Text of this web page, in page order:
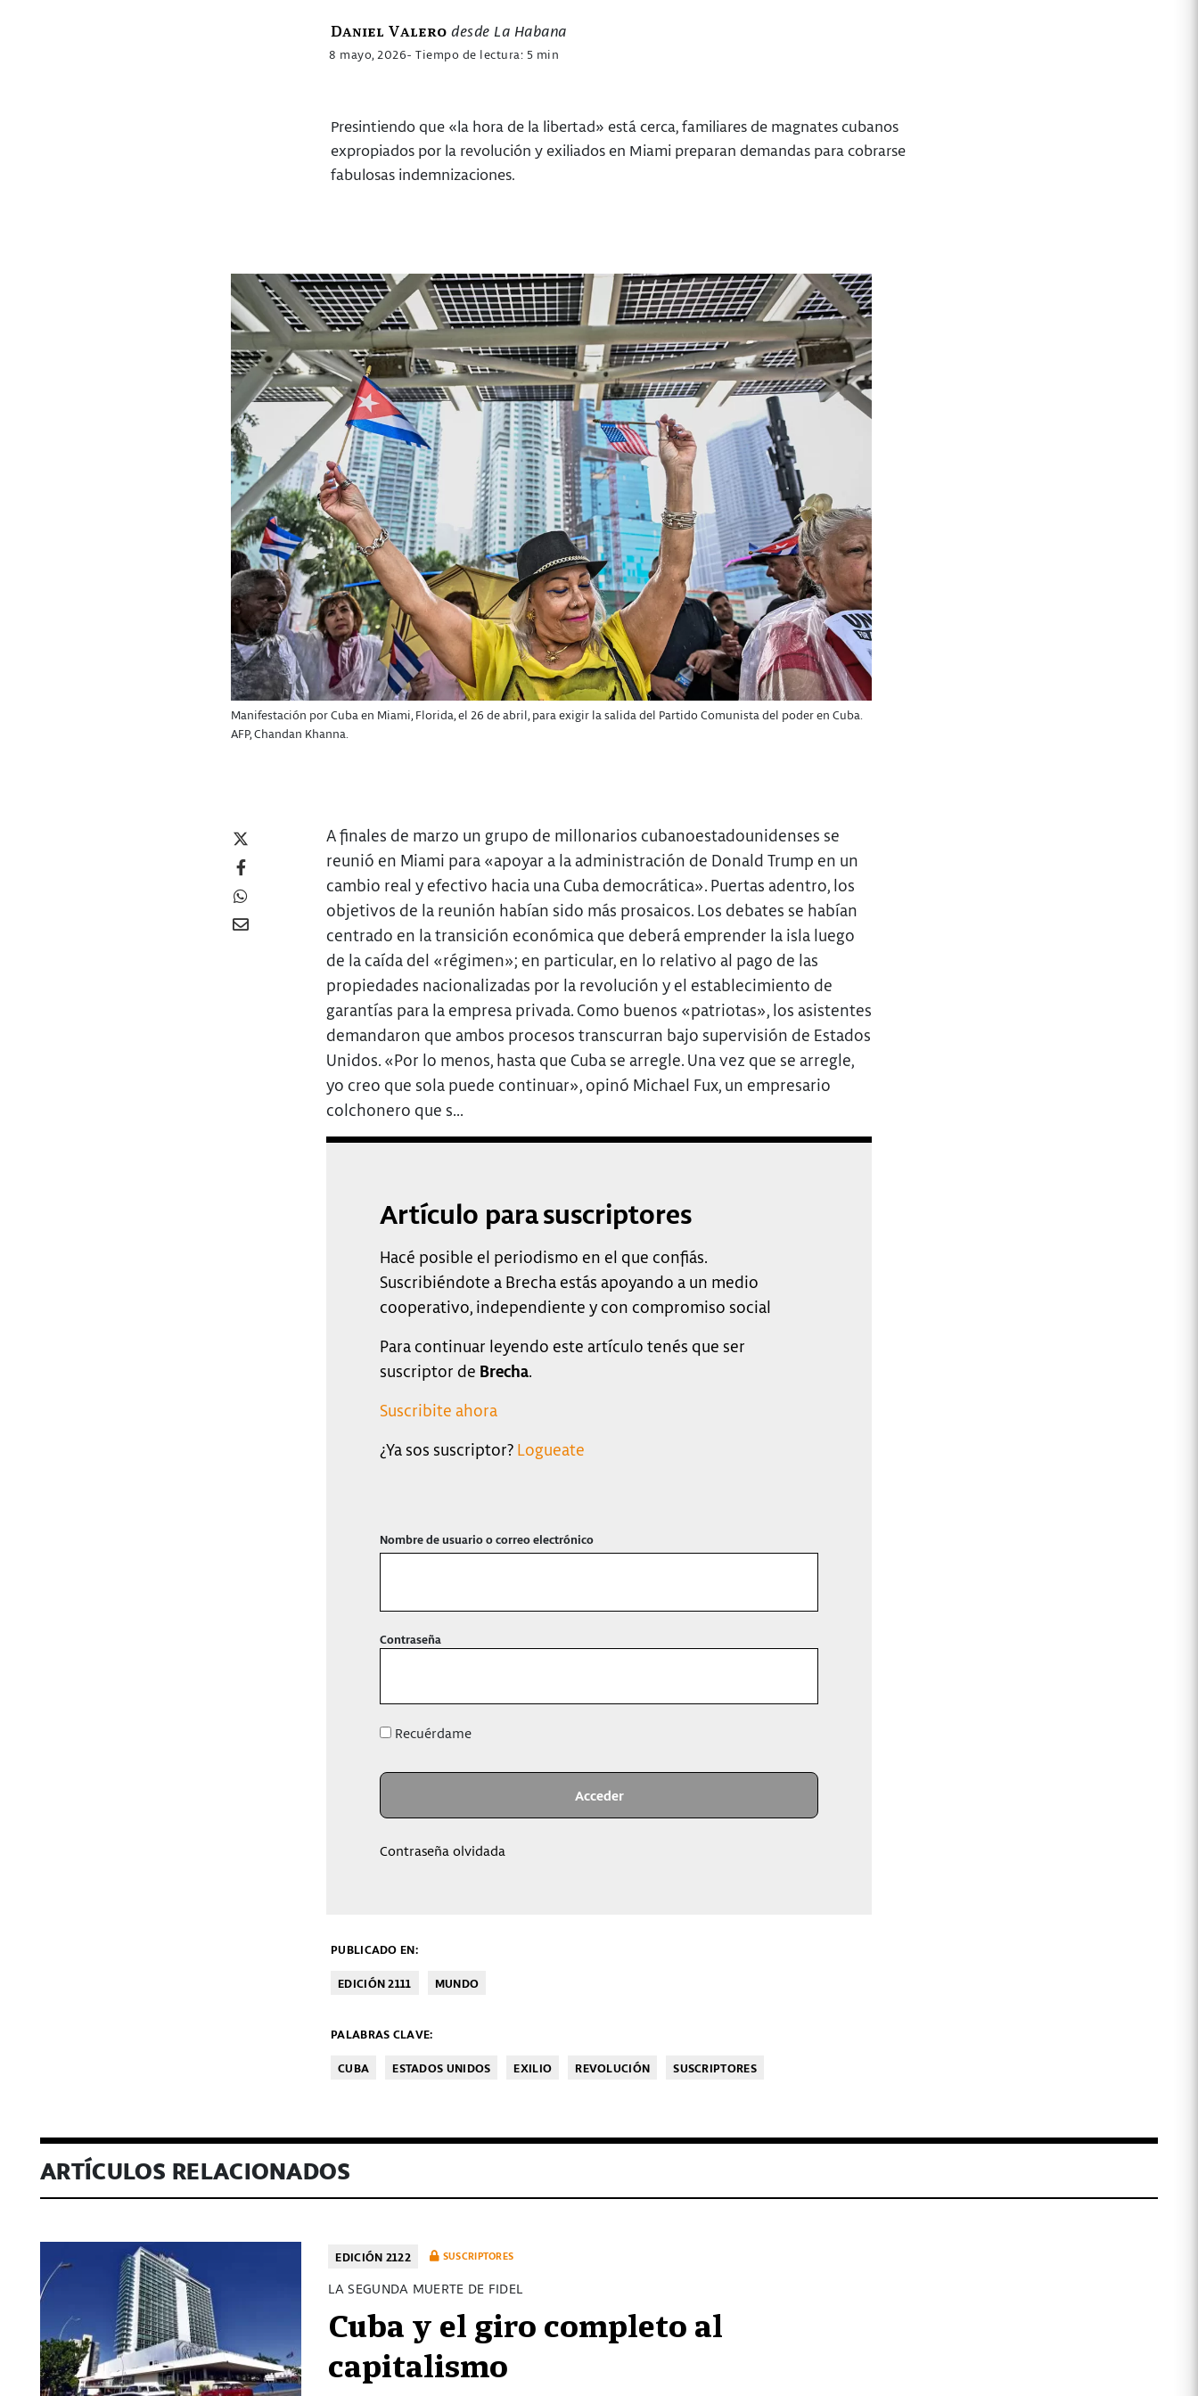
Daniel Valero desde La Habana
8 mayo, 2026- Tiempo de lectura: 5 min
Presintiendo que «la hora de la libertad» está cerca, familiares de magnates cubanos
expropiados por la revolución y exiliados en Miami preparan demandas para cobrarse
fabulosas indemnizaciones.
Manifestación por Cuba en Miami, Florida, el 26 de abril, para exigir la salida del Partido Comunista del poder en Cuba.
AFP, Chandan Khanna.
A finales de marzo un grupo de millonarios cubanoestadounidenses se
reunió en Miami para «apoyar a la administración de Donald Trump en un
cambio real y efectivo hacia una Cuba democrática». Puertas adentro, los
objetivos de la reunión habían sido más prosaicos. Los debates se habían
centrado en la transición económica que deberá emprender la isla luego
de la caída del «régimen»; en particular, en lo relativo al pago de las
propiedades nacionalizadas por la revolución y el establecimiento de
garantías para la empresa privada. Como buenos «patriotas», los asistentes
demandaron que ambos procesos transcurran bajo supervisión de Estados
Unidos. «Por lo menos, hasta que Cuba se arregle. Una vez que se arregle,
yo creo que sola puede continuar», opinó Michael Fux, un empresario
colchonero que s...
Artículo para suscriptores
Hacé posible el periodismo en el que confiás.
Suscribiéndote a Brecha estás apoyando a un medio
cooperativo, independiente y con compromiso social
Para continuar leyendo este artículo tenés que ser
suscriptor de Brecha.
Suscribite ahora
¿Ya sos suscriptor? Logueate
Nombre de usuario o correo electrónico
Contraseña
Recuérdame
Contraseña olvidada
PUBLICADO EN:
EDICIÓN 2111
MUNDO
PALABRAS CLAVE:
CUBA
ESTADOS UNIDOS EXILIO REVOLUCIÓN SUSCRIPTORES
ARTÍCULOS RELACIONADOS
EDICIÓN 2122 SUSCRIPTORES
LA SEGUNDA MUERTE DE FIDEL
Cuba y el giro completo al
capitalismo